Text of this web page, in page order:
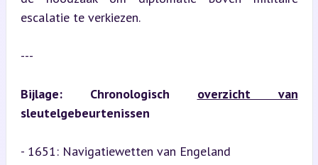
escalatie te verkiezen.
---
Bijlage: Chronologisch overzicht van
sleutelgebeurtenissen
- 1651: Navigatiewetten van Engeland